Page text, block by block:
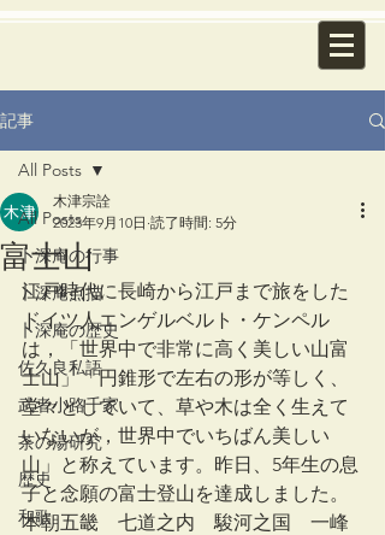
記事
All Posts
卜深庵の行事
卜深庵点描
卜深庵の歴史
佐久良私語
武者小路千家
茶の湯研究
歴史
和歌
All Posts
富士山
木津宗詮
2023年9月10日 読了時間: 5分
江戸時代に長崎から江戸まで旅をした
ドイツ人エンゲルベルト・ケンペル
は，「世界中で非常に高く美しい山富
士山」「円錐形で左右の形が等しく、
堂々としていて、草や木は全く生えて
いないが，世界中でいちばん美しい
山」と称えています。昨日、5年生の息
子と念願の富士登山を達成しました。
本朝五畿　七道之内　駿河之国　一峰